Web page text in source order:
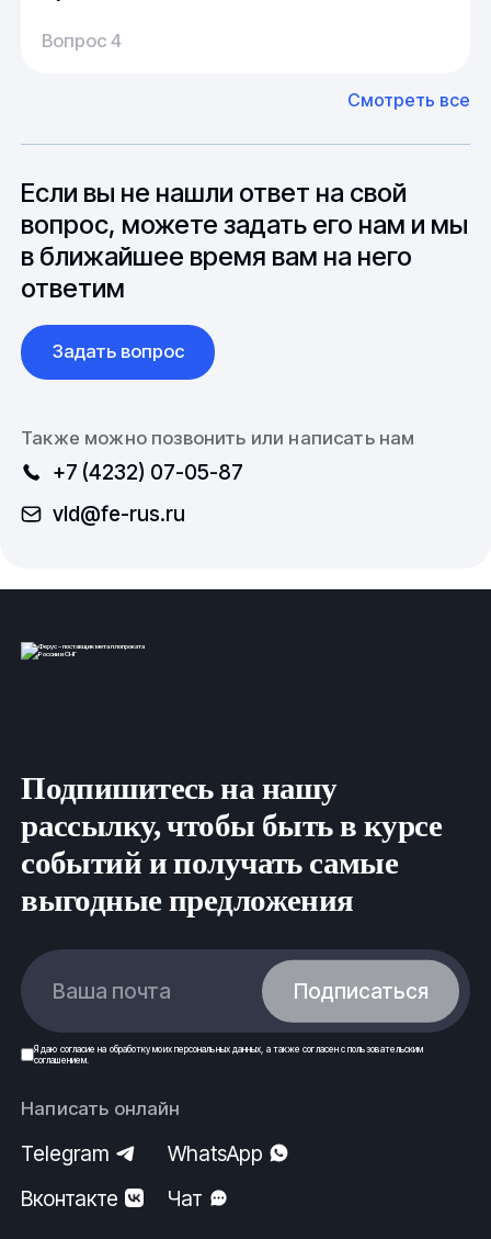
20-25 дней, но в зависимости от различных
может быть сокращен до 1 недели.
до 6 месяцев производства.
У нас большой опыт поставок из Европы и
Азии. Через наших партнеров мы сможем
вопросы связанные с документацией и
международной логистикой.
Вопрос 4
Смотреть все
Если вы не нашли ответ на свой
вопрос, можете задать его нам и мы
в ближайшее время вам на него
ответим
Задать вопрос
Также можно позвонить или написать нам
+7 (4232) 07-05-87
vld@fe-rus.ru
Подпишитесь на нашу
рассылку, чтобы быть в курсе
событий и получать самые
выгодные предложения
Ваша почта Подписаться
Я даю согласие на обработку моих персональных данных , а также согласен спользовательским
соглашением.
Написать онлайн
Telegram
WhatsApp
Вконтакте
Чат